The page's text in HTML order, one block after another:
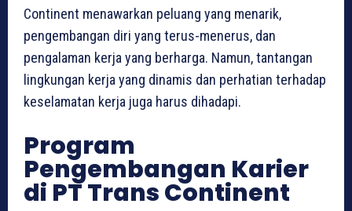
Continent menawarkan peluang yang menarik,
pengembangan diri yang terus-menerus, dan
pengalaman kerja yang berharga. Namun, tantangan
lingkungan kerja yang dinamis dan perhatian terhadap
keselamatan kerja juga harus dihadapi.
Program
Pengembangan Karier
di PT Trans Continent